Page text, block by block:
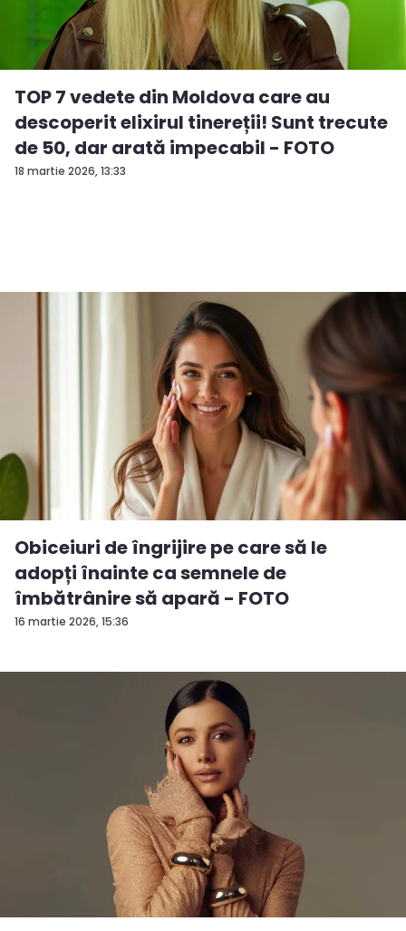
18 martie 2026, 13:33
TOP 7 vedete din Moldova care au
descoperit elixirul tinereții! Sunt trecute
de 50, dar arată impecabil - FOTO
16 martie 2026, 15:36
Obiceiuri de îngrijire pe care să le
adopți înainte ca semnele de
îmbătrânire să apară - FOTO